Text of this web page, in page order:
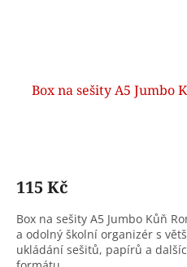
Box na sešity A5 Jumbo
115 Kč
Box na sešity A5 Jumbo Kůň
a odolný školní organizér s
ukládání sešitů, papírů a